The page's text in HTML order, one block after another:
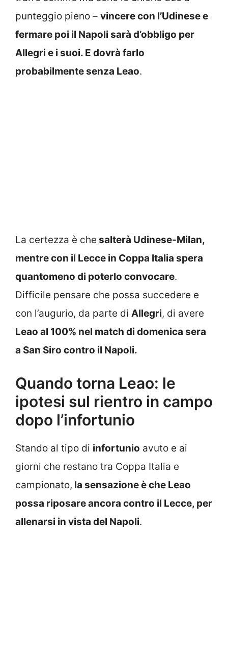
punteggio pieno – vincere con l’Udinese e
fermare poi il Napoli sarà d’obbligo per
Allegri e i suoi. E dovrà farlo
probabilmente senza Leao.
La certezza è che salterà Udinese-Milan,
mentre con il Lecce in Coppa Italia spera
quantomeno di poterlo convocare.
Difficile pensare che possa succedere e
con l’augurio, da parte di Allegri, di avere
Leao al 100% nel match di domenica sera
a San Siro contro il Napoli.
Quando torna Leao: le
ipotesi sul rientro in campo
dopo l’infortunio
Stando al tipo di infortunio avuto e ai
giorni che restano tra Coppa Italia e
campionato, la sensazione è che Leao
possa riposare ancora contro il Lecce, per
allenarsi in vista del Napoli.